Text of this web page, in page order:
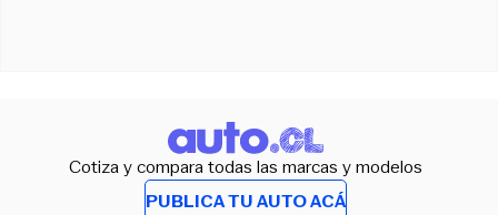
Cotiza y compara todas las marcas y modelos
PUBLICA TU AUTO ACÁ